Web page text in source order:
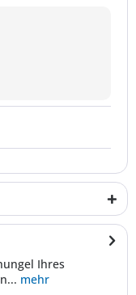
Ihres
mehr